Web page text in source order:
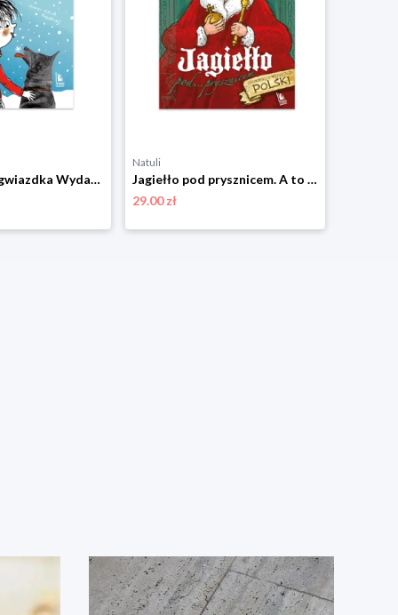
Elf i pierwsza gwiazdka Wydawnictwo literatura
Natuli
Jagiełło pod prysznicem. A to historia Wydawnictwo literatura
29.00 zł